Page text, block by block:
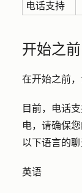
电话支持
开始之前
在开始之前
目前，电话
电，请确保
以下语言的
英语